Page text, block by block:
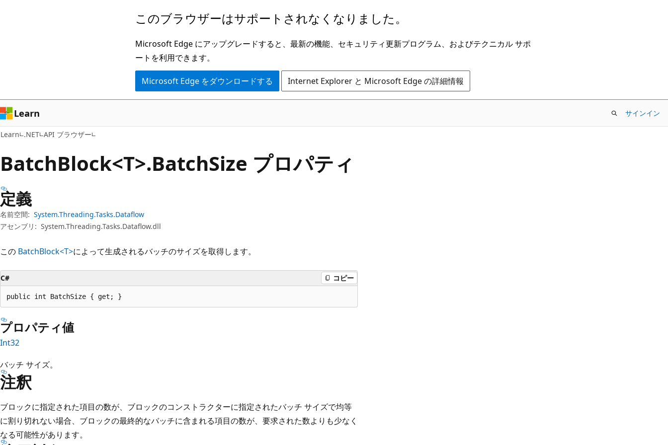
ン
ツ
に
ス
ッ
ゲ
ー
シ
ョ
に
キ
ッ
プ
このブラウザーはサポートされなくなりました。
Microsoft Edge にアップグレードすると、最新の機能、セキュリティ更新プログラム、およびテクニカル サポ
ートを利用できます。
Microsoft Edge をダウンロードする Internet Explorer と Microsoft Edge の詳細情報
Learn サインイン
Learn .NET API ブラウザー
BatchBlock<T>.BatchSize プロパティ
定義
名前空間: System.Threading.Tasks.Dataflow
アセンブリ: System.Threading.Tasks.Dataflow.dll
この BatchBlock<T>によって生成されるバッチのサイズを取得します。
C# コピー
public int BatchSize { get; }
プロパティ値
Int32
バッチ サイズ。
注釈
ブロックに指定された項目の数が、ブロックのコンストラクターに指定されたバッチ サイズで均等
に割り切れない場合、ブロックの最終的なバッチに含まれる項目の数が、要求された数よりも少なく
なる可能性があります。